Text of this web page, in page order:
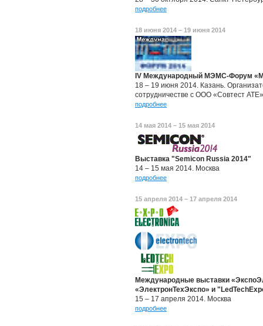
подробнее
18 июня 2014 – 19 июня 2014
IV Международный МЭМС-Форум
18 – 19 июня 2014. Казань.
сотрудничестве с ООО «Совтест
подробнее
14 мая 2014 – 15 мая 2014
Выставка "Semicon Russia 2014"
14 – 15 мая 2014. Москва
подробнее
15 апреля 2014 – 17 апреля 2014
Международные выставки
«ЭлектронТехЭкспо» и
15 – 17 апреля 2014. Москва
подробнее